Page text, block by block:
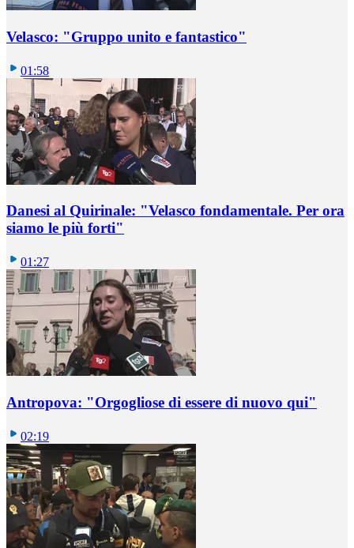
Velasco: "Gruppo unito e fantastico"
01:58
Danesi al Quirinale: "Velasco fondamentale. Per ora
siamo le più forti"
01:27
Antropova: "Orgogliose di essere di nuovo qui"
02:19